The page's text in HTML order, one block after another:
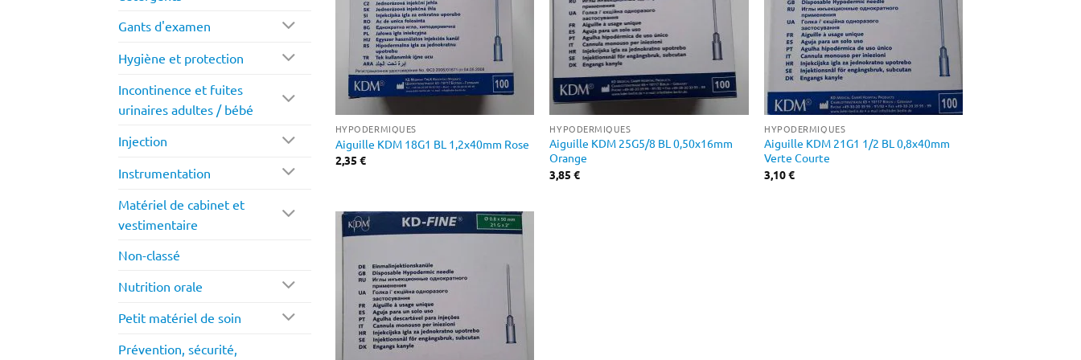
Gants d'examen
Hygiène et protection
Incontinence et fuites
urinaires adultes / bébé
Injection
Instrumentation
Matériel de cabinet et
vestimentaire
Non-classé
Nutrition orale
Petit matériel de soin
Prévention, sécurité,
HYPODERMIQUES
Aiguille KDM 18G1 BL 1,2x40mm Rose
2,35 €
HYPODERMIQUES
Aiguille KDM 25G5/8 BL 0,50x16mm
Orange
3,85€
HYPODERMIQUES
Aiguille KDM 21G1 1/2 BL 0,8x40mm
Verte Courte
3,10€